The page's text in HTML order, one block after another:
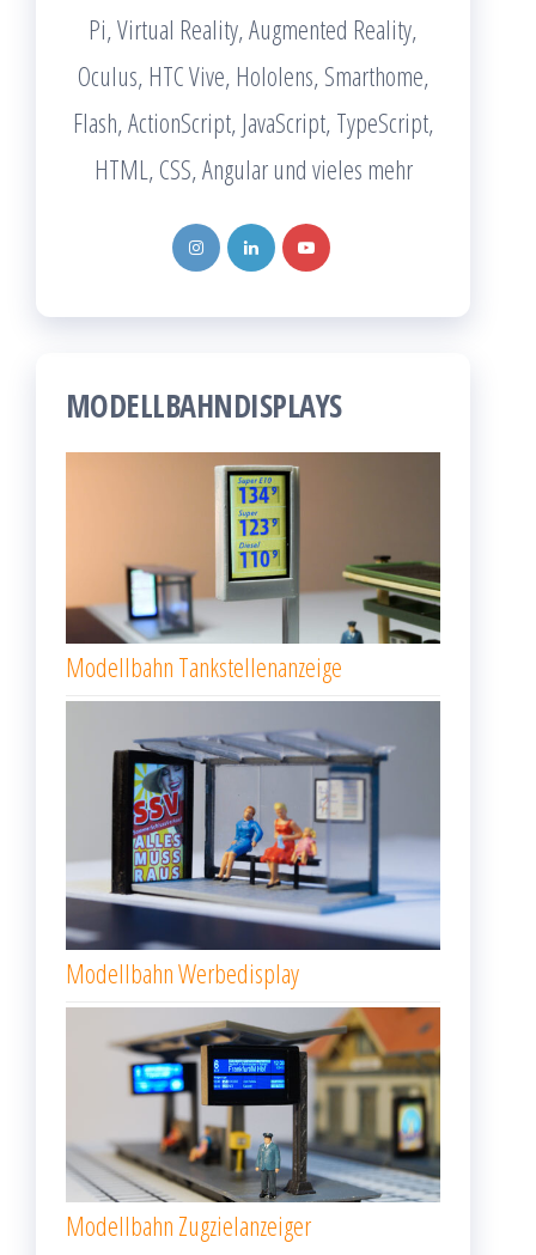
Pi, Virtual Reality, Augmented Reality,
Oculus, HTC Vive, Hololens, Smarthome,
Flash, ActionScript, JavaScript, TypeScript,
HTML, CSS, Angular und vieles mehr
MODELLBAHNDISPLAYS
Modellbahn Tankstellenanzeige
Modellbahn Werbedisplay
Modellbahn Zugzielanzeiger